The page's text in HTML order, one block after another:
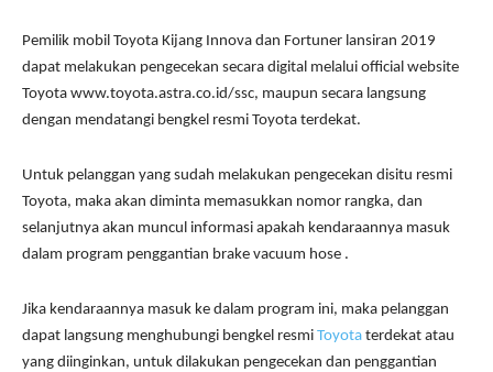
Pemilik mobil Toyota Kijang Innova dan Fortuner lansiran 2019
dapat melakukan pengecekan secara digital melalui official website
Toyota www.toyota.astra.co.id/ssc, maupun secara langsung
dengan mendatangi bengkel resmi Toyota terdekat.
Untuk pelanggan yang sudah melakukan pengecekan disitu resmi
Toyota, maka akan diminta memasukkan nomor rangka, dan
selanjutnya akan muncul informasi apakah kendaraannya masuk
dalam program penggantian brake vacuum hose .
Jika kendaraannya masuk ke dalam program ini, maka pelanggan
dapat langsung menghubungi bengkel resmi Toyota terdekat atau
yang diinginkan, untuk dilakukan pengecekan dan penggantian